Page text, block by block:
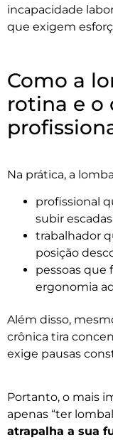
incapacidade
que exigem
Como a
rotina e o
Na prática, a
profissional
subir
trabalhador
posição
pessoas que
ergonomia
Além disso,
crônica tira
exige pausas
Portanto, o mais
apenas “ter
atrapalha a sua